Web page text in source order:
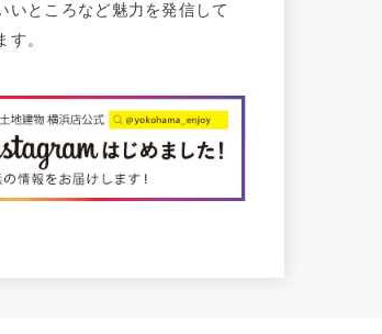
いところなど魅力を発信して
す。